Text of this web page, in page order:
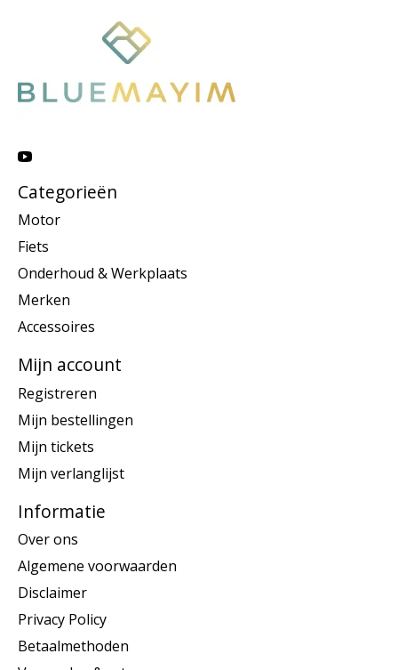
Categorieën
Motor
Fiets
Onderhoud & Werkplaats
Merken
Accessoires
Mijn account
Registreren
Mijn bestellingen
Mijn tickets
Mijn verlanglijst
Informatie
Over ons
Algemene voorwaarden
Disclaimer
Privacy Policy
Betaalmethoden